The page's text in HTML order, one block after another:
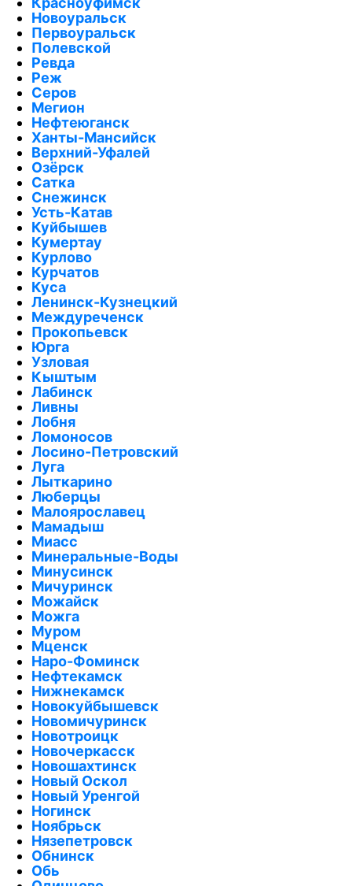
Новоуральск
Первоуральск
Полевской
Ревда
Реж
Серов
Мегион
Нефтеюганск
Ханты-Мансийск
Верхний-Уфалей
Озёрск
Сатка
Снежинск
Усть-Катав
Куйбышев
Кумертау
Курлово
Курчатов
Куса
Ленинск-Кузнецкий
Междуреченск
Прокопьевск
Юрга
Узловая
Кыштым
Лабинск
Ливны
Лобня
Ломоносов
Лосино-Петровский
Луга
Лыткарино
Люберцы
Малоярославец
Мамадыш
Миасс
Минеральные-Воды
Минусинск
Мичуринск
Можайск
Можга
Муром
Мценск
Наро-Фоминск
Нефтекамск
Нижнекамск
Новокуйбышевск
Новомичуринск
Новотроицк
Новочеркасск
Новошахтинск
Новый Оскол
Новый Уренгой
Ногинск
Ноябрьск
Нязепетровск
Обнинск
Обь